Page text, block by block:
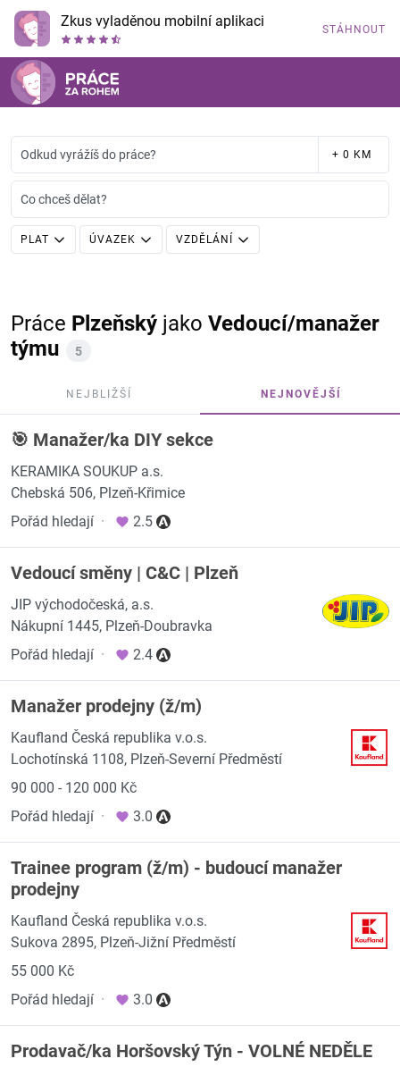
Zkus vyladěnou mobilní aplikaci STÁHNOUT
Odkud vyrážíš do práce? + 0 KM
Co chceš dělat?
PLAT ÚVAZEK VZDĚLÁNÍ
Práce Plzeňský jako Vedoucí/manažer
týmu
5
NEJBLIŽŠÍ NEJNOVĚJŠÍ
🎯 Manažer/ka DIY sekce
KERAMIKA SOUKUP a.s.
Chebská 506, Plzeň-Křimice
Pořád hledají · 2.5
Vedoucí směny | C&C | Plzeň
JIP východočeská, a.s.
Nákupní 1445, Plzeň-Doubravka
Pořád hledají · 2.4
Manažer prodejny (ž/m)
Kaufland Česká republika v.o.s.
Lochotínská 1108, Plzeň-Severní Předměstí
90 000 - 120 000 Kč
Pořád hledají · 3.0
Trainee program (ž/m) - budoucí manažer
prodejny
Kaufland Česká republika v.o.s.
Sukova 2895, Plzeň-Jižní Předměstí
55 000 Kč
Pořád hledají · 3.0
Prodavač/ka Horšovský Týn - VOLNÉ NEDĚLE